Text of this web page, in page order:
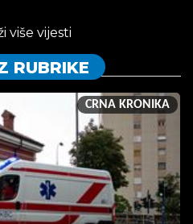
više vijesti
RUBRIKE
CRNA KRONIKA